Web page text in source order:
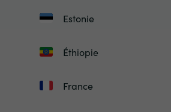
Estonie
Éthiopie
France